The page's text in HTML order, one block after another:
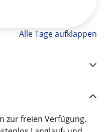
Alle Tage aufklappen
zur freien Verfügung.